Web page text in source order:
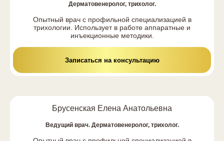
Дерматовенеролог, трихолог.
Опытный врач с профильной специализацией в
трихологии. Использует в работе аппаратные и
инъекционные методики.
Записаться на консультацию
Брусенская Елена Анатольевна
Ведущий врач. Дерматовенеролог, трихолог.